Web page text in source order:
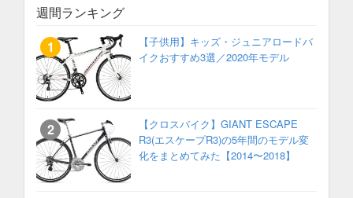
週間ランキング
【子供用】キッズ・ジュニアロードバ
イクおすすめ3選／2020年モデル
【クロスバイク】GIANT ESCAPE
R3(エスケープR3)の5年間のモデル変
化をまとめてみた【2014〜2018】